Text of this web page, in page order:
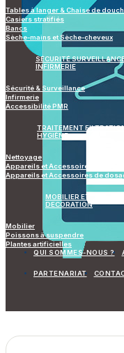
Tables à langer & Chaise de
Casiers stratifiés
Bancs
Sèche-mains et Sèche-cheveux
SÉCURITÉ
INFIRMERIE
Sécurité & Surveillance
Infirmerie
Accessibilité PMR
TRAITEMENT
HYGIÈNE
Nettoyage
Appareils et Accessoires de
Appareils et Accessoires de
MOBILIER ET
DECORATION
Mobilier
Poissons à suspendre
Plantes artificielles
QUI SOMMES-NOUS ?
PARTENARIAT